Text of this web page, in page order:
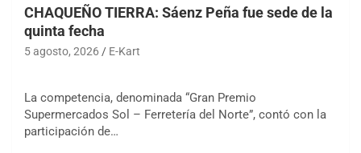
CHAQUEÑO TIERRA: Sáenz Peña fue sede de la
quinta fecha
5 agosto, 2026 E-Kart
La competencia, denominada “Gran Premio
Supermercados Sol – Ferretería del Norte”, contó con la
participación de…